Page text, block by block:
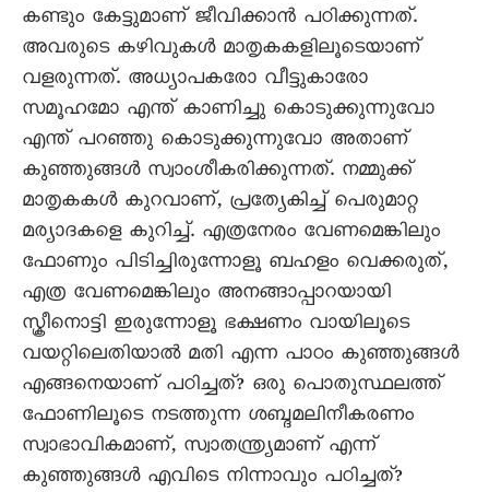
കണ്ടും കേട്ടുമാണ് ജീവിക്കാൻ പഠിക്കുന്നത്.
അവരുടെ കഴിവുകൾ മാതൃകകളിലൂടെയാണ്
വളരുന്നത്. അധ്യാപകരോ വീട്ടുകാരോ
സമൂഹമോ എന്ത് കാണിച്ചു കൊടുക്കുന്നുവോ
എന്ത് പറഞ്ഞു കൊടുക്കുന്നുവോ അതാണ്
കുഞ്ഞുങ്ങൾ സ്വാംശീകരിക്കുന്നത്. നമ്മുക്ക്
മാതൃകകൾ കുറവാണ്, പ്രത്യേകിച്ച് പെരുമാറ്റ
മര്യാദകളെ കുറിച്ച്. എത്രനേരം വേണമെങ്കിലും
ഫോണും പിടിച്ചിരുന്നോളൂ ബഹളം വെക്കരുത്,
എത്ര വേണമെങ്കിലും അനങ്ങാപ്പാറയായി
സ്ക്രീനൊട്ടി ഇരുന്നോളൂ ഭക്ഷണം വായിലൂടെ
വയറ്റിലെതിയാൽ മതി എന്ന പാഠം കുഞ്ഞുങ്ങൾ
എങ്ങനെയാണ് പഠിച്ചത്? ഒരു പൊതുസ്ഥലത്ത്
ഫോണിലൂടെ നടത്തുന്ന ശബ്ദമലിനീകരണം
സ്വാഭാവികമാണ്, സ്വാതന്ത്ര്യമാണ് എന്ന്
കുഞ്ഞുങ്ങൾ എവിടെ നിന്നാവും പഠിച്ചത്?